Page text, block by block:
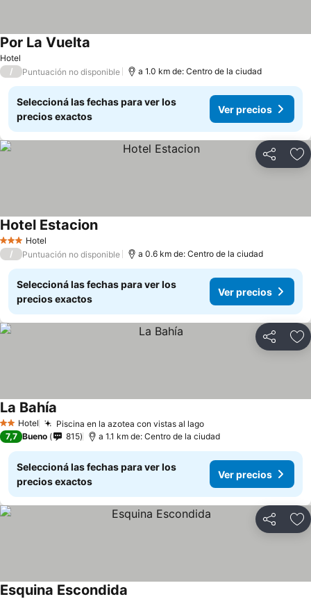
Hotel
Por La Vuelta
/ Puntuación no disponible a 1.0 km de: Centro de la ciudad
Seleccioná las fechas para ver los
precios exactos
Ver precios
Compartir
3 Estrellas
Hotel
Hotel Estacion
/ Puntuación no disponible a 0.6 km de: Centro de la ciudad
Seleccioná las fechas para ver los
precios exactos
Ver precios
Compartir
2 Estrellas
Hotel Piscina en la azotea con vistas al lago
La Bahía
7,7 Bueno 815 a 1.1 km de: Centro de la ciudad
Seleccioná las fechas para ver los
precios exactos
Ver precios
Compartir
Esquina Escondida